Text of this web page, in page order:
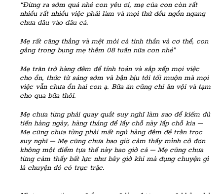
“Đừng ra sớm quá nhé con yêu ơi, mẹ của con còn rất
nhiều rất nhiều việc phải làm và mọi thứ đều ngổn ngang
chưa đâu vào đâu cả.
Mẹ rất căng thẳng và mệt mỏi cả tinh thần và cơ thể, con
gắng trong bụng mẹ thêm 08 tuần nữa con nhé”
Mẹ trăn trở hàng đêm để tính toán và sắp xếp mọi việc
cho ổn, thức từ sáng sớm và bận bịu tới tối muộn mà mọi
việc vẫn chưa ổn hai con ạ. Bữa ăn cũng chỉ ăn vội và tạm
cho qua bữa thôi.
Mẹ chưa từng phải quay quắt suy nghĩ làm sao để kiếm đủ
tiền hàng ngày, hàng tháng để lấy chỗ này lấp chỗ kia –
Mẹ cũng chưa từng phải mất ngủ hàng đêm để trằn trọc
suy nghĩ – Mẹ cũng chưa bao giờ cảm thấy mình cô đơn
không một điểm tựa thế này bao giờ cả – Mẹ cũng chưa
từng cảm thấy bất lực như bây giờ khi mà đụng chuyện gì
là chuyện đó có trục trặc.